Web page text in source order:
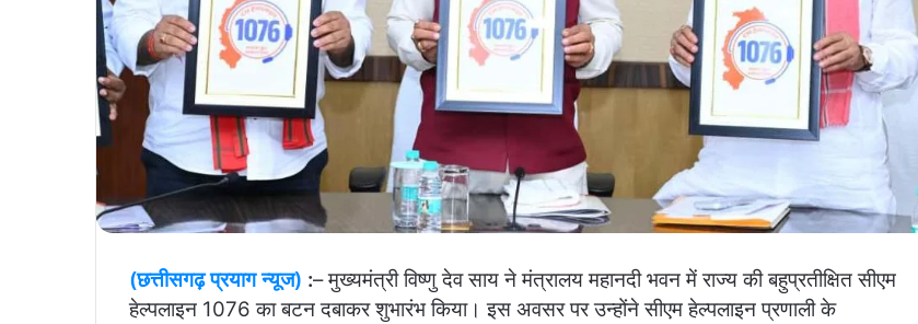
(छत्तीसगढ़ प्रयाग न्यूज) :– मुख्यमंत्री विष्णु देव साय ने मंत्रालय महानदी भवन में राज्य की बहुप्रतीक्षित सीएम
हेल्पलाइन 1076 का बटन दबाकर शुभारंभ किया। इस अवसर पर उन्होंने सीएम हेल्पलाइन प्रणाली के